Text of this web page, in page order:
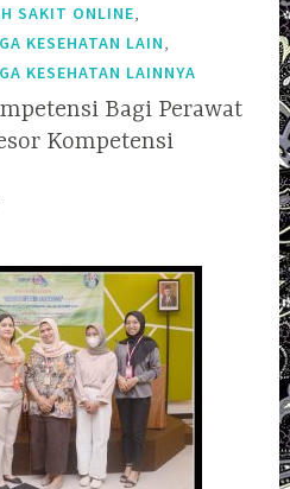
SAKIT ONLINE
KESEHATAN LAIN
KESEHATAN LAINNYA
Bagi Perawat
Kompetensi